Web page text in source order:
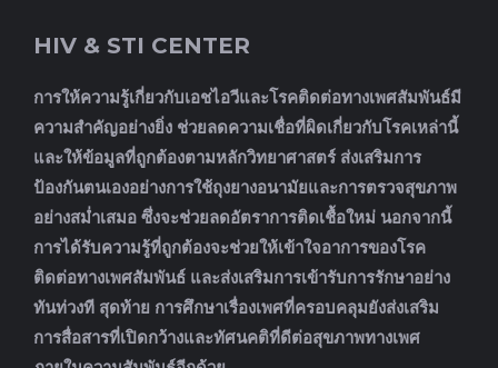
HIV & STI CENTER
การให้ความรู้เกี่ยวกับเอชไอวีและโรคติดต่อทางเพศสัมพันธ์มี
ความสำคัญอย่างยิ่ง ช่วยลดความเชื่อที่ผิดเกี่ยวกับโรคเหล่านี้
และให้ข้อมูลที่ถูกต้องตามหลักวิทยาศาสตร์ ส่งเสริมการ
ป้องกันตนเองอย่างการใช้ถุงยางอนามัยและการตรวจสุขภาพ
อย่างสม่ำเสมอ ซึ่งจะช่วยลดอัตราการติดเชื้อใหม่ นอกจากนี้
การได้รับความรู้ที่ถูกต้องจะช่วยให้เข้าใจอาการของโรค
ติดต่อทางเพศสัมพันธ์ และส่งเสริมการเข้ารับการรักษาอย่าง
ทันท่วงที สุดท้าย การศึกษาเรื่องเพศที่ครอบคลุมยังส่งเสริม
การสื่อสารที่เปิดกว้างและทัศนคติที่ดีต่อสุขภาพทางเพศ